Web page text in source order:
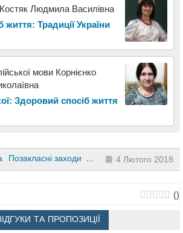
Людмила Василівна
Традиції України
мови Корнієнко
Здоровий спосіб життя
Позакласні заходи Сценарії заходів та свят
4 Лютого 2018
()
ТА ПРОПОЗИЦІЇ